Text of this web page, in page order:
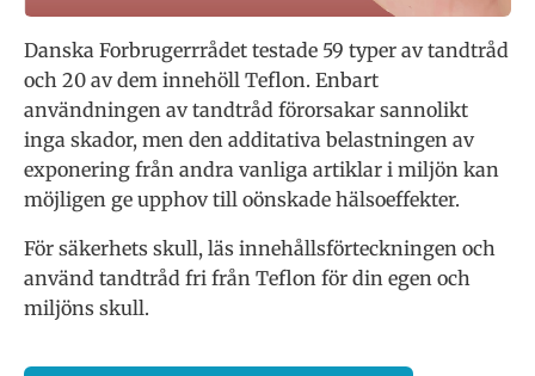
Danska Forbrugerrrådet testade 59 typer av tandtråd
och 20 av dem innehöll Teflon. Enbart
användningen av tandtråd förorsakar sannolikt
inga skador, men den additativa belastningen av
exponering från andra vanliga artiklar i miljön kan
möjligen ge upphov till oönskade hälsoeffekter.
För säkerhets skull, läs innehållsförteckningen och
använd tandtråd fri från Teflon för din egen och
miljöns skull.